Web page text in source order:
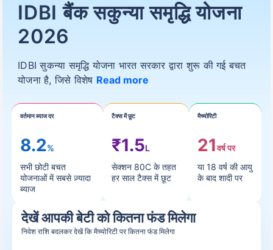
IDBI बैंक सकुन्या समृद्धि योजना
2026
IDBI सुकन्या समृद्धि योजना भारत सरकार द्वारा शुरू की गई बचत
योजना है, जिसे विशेष Read more
वर्तमान ब्याज दर
8.2%
सभी छोटी बचत
योजनाओं में सबसे ज़्यादा
ब्याज
टैक्स में छूट
₹1.5L
सेक्शन 80C के तहत
हर साल टैक्स में छूट
मैच्योरिटी
21वर्ष पर
या 18 वर्ष की आयु
के बाद शादी पर
देखें आपकी बेटी को कितना फंड मिलेगा
निवेश राशि बदलकर देखें कि मैच्योरिटी पर कितना फंड मिलेगा